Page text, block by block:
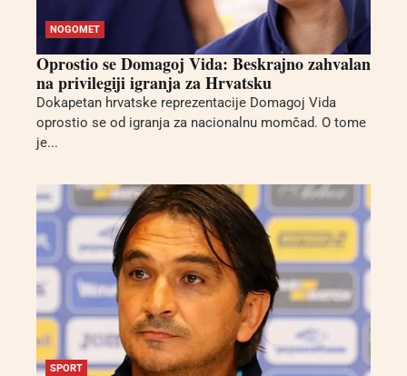
NOGOMET
Oprostio se Domagoj Vida: Beskrajno zahvalan
na privilegiji igranja za Hrvatsku
Dokapetan hrvatske reprezentacije Domagoj Vida
oprostio se od igranja za nacionalnu momčad. O tome
je...
SPORT